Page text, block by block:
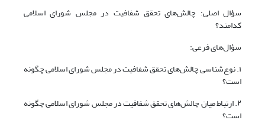
سؤال اصلی: چالش‌های تحقق شفافیت در مجلس شورای اسلامی
کدامند؟
سؤال‌های فرعی:
۱. نوع‌شناسی چالش‌های تحقق شفافیت در مجلس شورای اسلامی چگونه
است؟
۲. ارتباط میان چالش‌های تحقق شفافیت در مجلس شورای اسلامی چگونه
است؟